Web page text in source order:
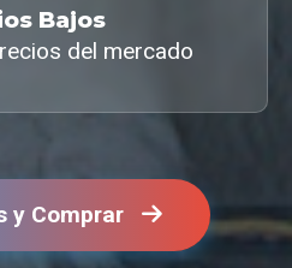
Bajos
del mercado
y Comprar